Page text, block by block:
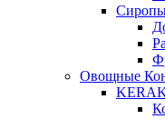
Овощные